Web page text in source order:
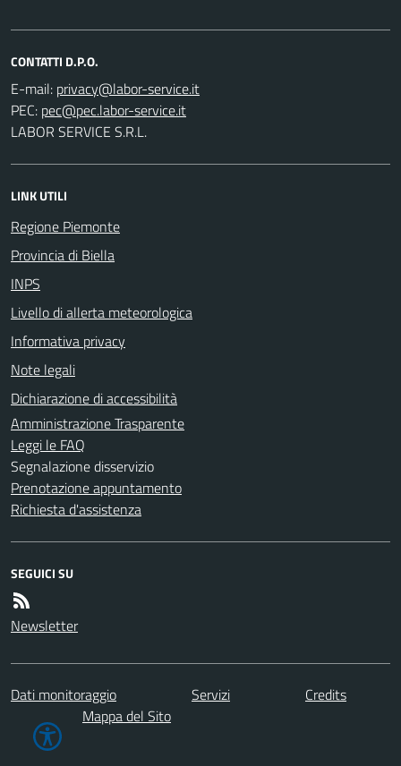
CONTATTI D.P.O.
E-mail:
PEC:
LABOR SERVICE S.R.L.
LINK UTILI
Regione Piemonte
Provincia di Biella
INPS
Livello di allerta meteorologica
Informativa privacy
Note legali
Dichiarazione di accessibilità
Amministrazione Trasparente
Leggi le FAQ
Segnalazione disservizio
Prenotazione appuntamento
Richiesta d'assistenza
SEGUICI SU
Newsletter
Dati monitoraggio Servizi
Credits
Mappa del Sito